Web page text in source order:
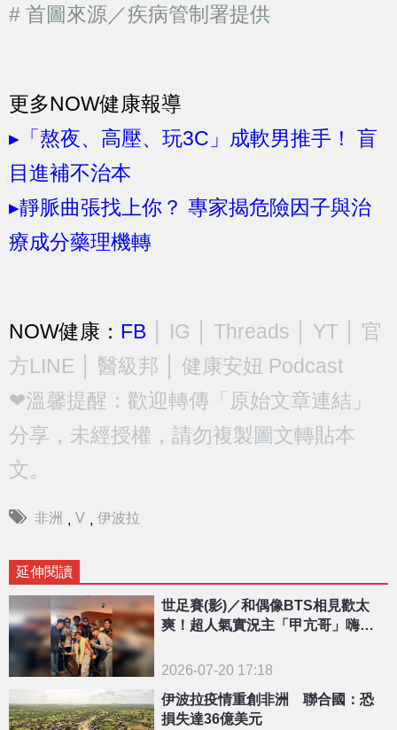
# 首圖來源／疾病管制署提供
更多NOW健康報導
▸「熬夜、高壓、玩3C」成軟男推手！ 盲
目進補不治本
▸靜脈曲張找上你？ 專家揭危險因子與治
療成分藥理機轉
NOW健康： FB│ IG Threads YT│ 官
方LINE
醫級邦
健康安妞 Podcast
❤溫馨提醒：歡迎轉傳「原始文章連結」
分享，未經授權，請勿複製圖文轉貼本
文。
非洲 , V , 伊波拉
延伸閱讀
世足賽(影)／和偶像BTS相見歡太
爽！超人氣實況主「甲亢哥」嗨到
2026-07-20 17:18
伊波拉疫情重創非洲 聯合國：恐
損失達36億美元